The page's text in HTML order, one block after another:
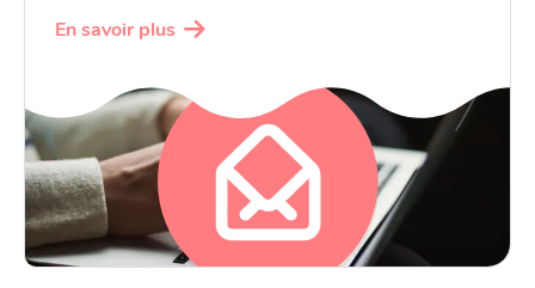
En savoir plus